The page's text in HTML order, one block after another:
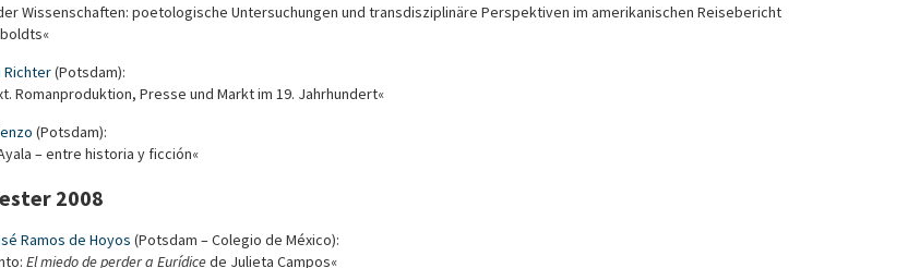
Wissenschaften: poetologische Untersuchungen und transdisziplinäre Perspektiven im amerikanischen Reisebericht
Richter(Potsdam):
Romanproduktion, Presse und Markt im 19. Jahrhundert«
(Potsdam):
– entre historia y ficción«
2008
Ramos de Hoyos (Potsdam – Colegio de México):
El miedo de perder a Eurídicede Julieta Campos«